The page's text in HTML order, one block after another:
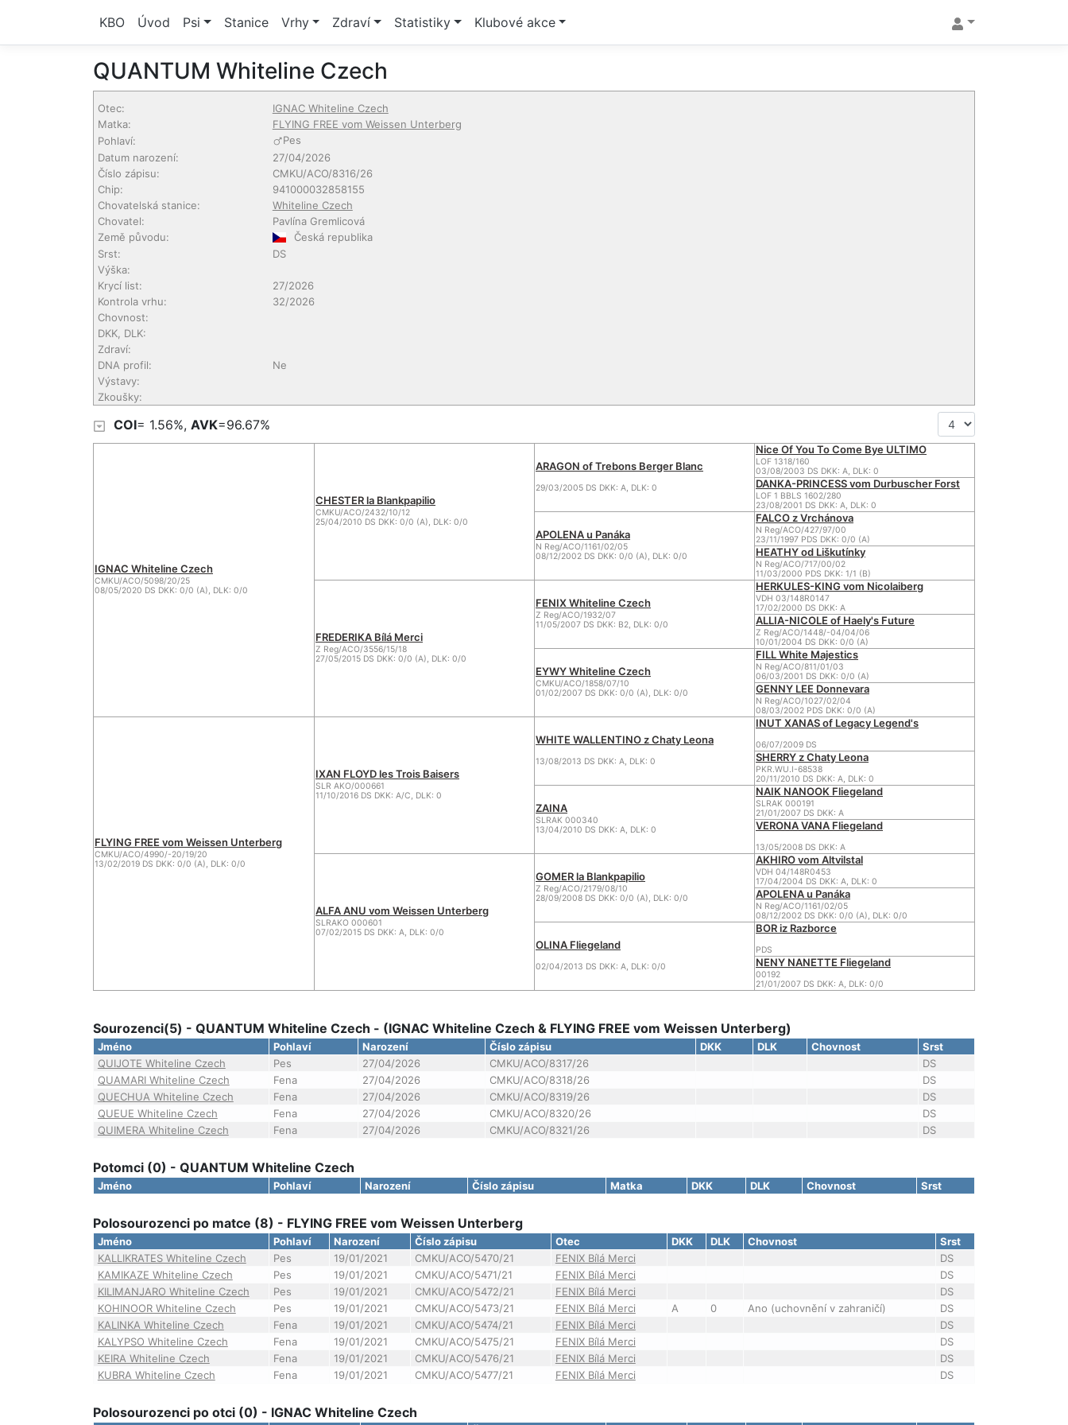
KBO Úvod Psi Stanice Vrhy Zdraví Statistiky Klubové akce
QUANTUM Whiteline Czech
Otec:
IGNAC Whiteline Czech
Matka:
FLYING FREE vom Weissen Unterberg
Pohlaví:
Pes
Datum narození:
27/04/2026
Číslo zápisu:
CMKU/ACO/8316/26
Chip:
941000032858155
Chovatelská stanice:
Whiteline Czech
Chovatel:
Pavlína Gremlicová
Země původu:
Česká republika
Srst:
DS
Výška:
Krycí list:
27/2026
Kontrola vrhu:
32/2026
Chovnost:
DKK, DLK:
Zdraví:
DNA profil:
Ne
Výstavy:
Zkoušky:
COI= 1.56%, AVK=96.67%
IGNAC Whiteline Czech
CMKU/ACO/5098/20/25
08/05/2020 DS DKK: 0/0 (A), DLK: 0/0
CHESTER la Blankpapilio
CMKU/ACO/2432/10/12
25/04/2010 DS DKK: 0/0 (A), DLK: 0/0
ARAGON of Trebons Berger Blanc
29/03/2005 DS DKK: A, DLK: 0
Nice Of You To Come Bye ULTIMO
LOF 1318/160
03/08/2003 DS DKK: A, DLK: 0
DANKA-PRINCESS vom Durbuscher Forst
LOF 1 BBLS 1602/280
23/08/2001 DS DKK: A, DLK: 0
APOLENA u Panáka
N Reg/ACO/1161/02/05
08/12/2002 DS DKK: 0/0 (A), DLK: 0/0
FALCO z Vrchánova
N Reg/ACO/427/97/00
23/11/1997 PDS DKK: 0/0 (A)
HEATHY od Liškutínky
N Reg/ACO/717/00/02
11/03/2000 PDS DKK: 1/1 (B)
FREDERIKA Bílá Merci
Z Reg/ACO/3556/15/18
27/05/2015 DS DKK: 0/0 (A), DLK: 0/0
FENIX Whiteline Czech
Z Reg/ACO/1932/07
11/05/2007 DS DKK: B2, DLK: 0/0
HERKULES-KING vom Nicolaiberg
VDH 03/148R0147
17/02/2000 DS DKK: A
ALLIA-NICOLE of Haely's Future
Z Reg/ACO/1448/-04/04/06
10/01/2004 DS DKK: 0/0 (A)
EYWY Whiteline Czech
CMKU/ACO/1858/07/10
01/02/2007 DS DKK: 0/0 (A), DLK: 0/0
FILL White Majestics
N Reg/ACO/811/01/03
06/03/2001 DS DKK: 0/0 (A)
GENNY LEE Donnevara
N Reg/ACO/1027/02/04
08/03/2002 PDS DKK: 0/0 (A)
FLYING FREE vom Weissen Unterberg
CMKU/ACO/4990/-20/19/20
13/02/2019 DS DKK: 0/0 (A), DLK: 0/0
IXAN FLOYD les Trois Baisers
SLR AKO/000661
11/10/2016 DS DKK: A/C, DLK: 0
WHITE WALLENTINO z Chaty Leona
13/08/2013 DS DKK: A, DLK: 0
INUT XANAS of Legacy Legend's
06/07/2009 DS
SHERRY z Chaty Leona
PKR.WU.I-68538
20/11/2010 DS DKK: A, DLK: 0
ZAINA
SLRAK 000340
13/04/2010 DS DKK: A, DLK: 0
NAIK NANOOK Fliegeland
SLRAK 000191
21/01/2007 DS DKK: A
VERONA VANA Fliegeland
13/05/2008 DS DKK: A
ALFA ANU vom Weissen Unterberg
SLRAKO 000601
07/02/2015 DS DKK: A, DLK: 0/0
GOMER la Blankpapilio
Z Reg/ACO/2179/08/10
28/09/2008 DS DKK: 0/0 (A), DLK: 0/0
AKHIRO vom Altvilstal
VDH 04/148R0453
17/04/2004 DS DKK: A, DLK: 0
APOLENA u Panáka
N Reg/ACO/1161/02/05
08/12/2002 DS DKK: 0/0 (A), DLK: 0/0
OLINA Fliegeland
02/04/2013 DS DKK: A, DLK: 0/0
BOR iz Razborce
PDS
NENY NANETTE Fliegeland
00192
21/01/2007 DS DKK: A, DLK: 0/0
Sourozenci(5) - QUANTUM Whiteline Czech - (IGNAC Whiteline Czech & FLYING FREE vom Weissen Unterberg)
Jméno Pohlaví Narození Číslo zápisu DKK DLK Chovnost
Srst
QUIJOTE Whiteline Czech
Pes 27/04/2026 CMKU/ACO/8317/26
DS
QUAMARI Whiteline Czech
Fena 27/04/2026 CMKU/ACO/8318/26
DS
QUECHUA Whiteline Czech
Fena 27/04/2026 CMKU/ACO/8319/26
DS
QUEUE Whiteline Czech
Fena 27/04/2026 CMKU/ACO/8320/26
DS
QUIMERA Whiteline Czech
Fena 27/04/2026 CMKU/ACO/8321/26 DS
Potomci (0) - QUANTUM Whiteline Czech
Jméno Pohlaví Narození Číslo zápisu Matka DKK DLK Chovnost Srst
Polosourozenci po matce (8) - FLYING FREE vom Weissen Unterberg
Jméno Pohlaví Narození Číslo zápisu Otec DKK DLK Chovnost
Srst
KALLIKRATES Whiteline Czech
Pes 19/01/2021 CMKU/ACO/5470/21 FENIX Bílá Merci
DS
KAMIKAZE Whiteline Czech
Pes 19/01/2021 CMKU/ACO/5471/21 FENIX Bílá Merci
DS
KILIMANJARO Whiteline Czech
Pes 19/01/2021 CMKU/ACO/5472/21 FENIX Bílá Merci
DS
KOHINOOR Whiteline Czech
Pes 19/01/2021 CMKU/ACO/5473/21 FENIX Bílá Merci A 0 Ano (uchovnění v zahraničí)
DS
KALINKA Whiteline Czech
Fena 19/01/2021 CMKU/ACO/5474/21 FENIX Bílá Merci
DS
KALYPSO Whiteline Czech
Fena 19/01/2021 CMKU/ACO/5475/21 FENIX Bílá Merci
DS
KEIRA Whiteline Czech
Fena 19/01/2021 CMKU/ACO/5476/21 FENIX Bílá Merci
DS
KUBRA Whiteline Czech
Fena 19/01/2021 CMKU/ACO/5477/21 FENIX Bílá Merci DS
Polosourozenci po otci (0) - IGNAC Whiteline Czech